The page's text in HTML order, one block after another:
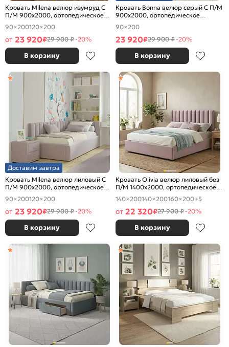
Кровать Milena велюр изумруд С
П/М 900x2000, ортопедическое
основание, изголовье мягкое
90×200120×200
от 23 920₽29 900 ₽-20%
В корзину
Кровать Bonna велюр серый С П/М
900x2000, ортопедическое
основание, изголовье мягкое
90×200
23 920₽29 900 ₽-20%
В корзину
Доставим завтра
Кровать Milena велюр лиловый С
П/М 900x2000, ортопедическое
основание, изголовье мягкое
90×200120×200
от 23 920₽29 900 ₽-20%
В корзину
Кровать Olivia велюр лиловый без
П/М 1400x2000, ортопедическое
основание, изголовье мягкое
140×200140×200160×200+5
от 22 320₽27 900 ₽-20%
В корзину